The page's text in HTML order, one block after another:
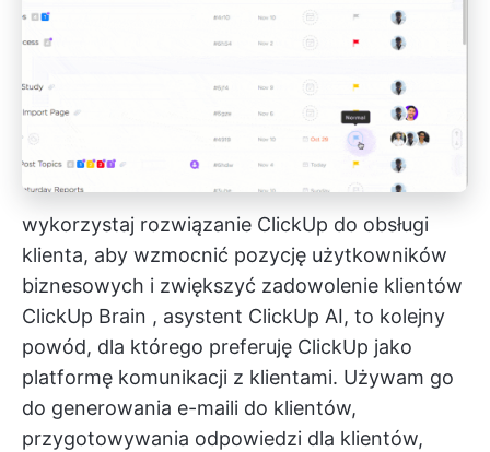
wykorzystaj rozwiązanie ClickUp do obsługi
klienta, aby wzmocnić pozycję użytkowników
biznesowych i zwiększyć zadowolenie klientów
ClickUp Brain , asystent ClickUp AI, to kolejny
powód, dla którego preferuję ClickUp jako
platformę komunikacji z klientami. Używam go
do generowania e-maili do klientów,
przygotowywania odpowiedzi dla klientów,